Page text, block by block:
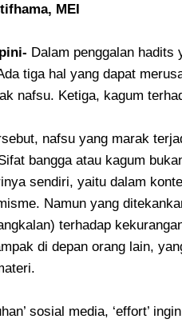
MEI
Dalam penggalan hadits
tiga hal yang dapat
nafsu. Ketiga, kagum
nafsu yang marak
bangga atau kagum
sendiri, yaitu dalam
Namun yang
terhadap
di depan orang lain,
sosial media, ‘effort’